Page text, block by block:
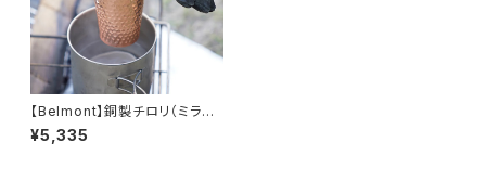
【Belmont】銅製チロリ（ミラー
仕上げ）
¥5,335